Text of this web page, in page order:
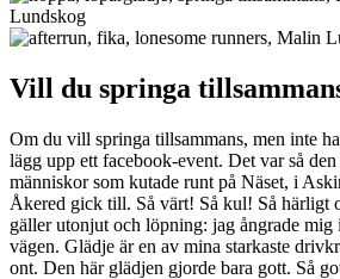
Vill du springa
Om du vill springa tillsammans, men inte
lägg upp ett facebook-event. Det var så
människor som kutade runt på Näset, i
Åkered gick till. Så värt! Så kul! Så härligt
gäller utonjut och löpning: jag ångrade mig
vägen. Glädje är en av mina starkaste
ont. Den här glädjen gjorde bara gott. Så